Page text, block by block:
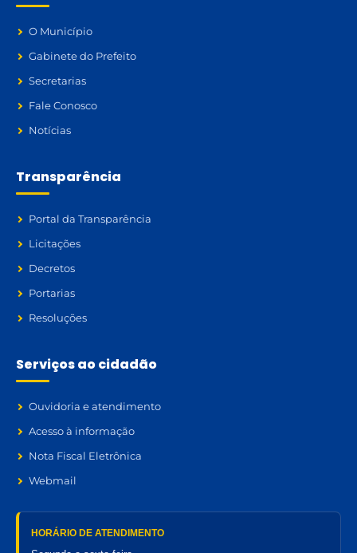
O Município
Gabinete do Prefeito
Secretarias
Fale Conosco
Notícias
Transparência
Portal da Transparência
Licitações
Decretos
Portarias
Resoluções
Serviços ao cidadão
Ouvidoria e atendimento
Acesso à informação
Nota Fiscal Eletrônica
Webmail
HORÁRIO DE ATENDIMENTO